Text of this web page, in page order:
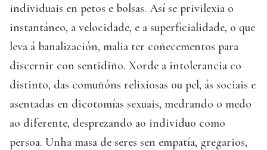
individuais en petos e bolsas. Así se privilexia o
instantáneo, a velocidade, e a superficialidade, o que
leva á banalización, malia ter coñecementos para
discernir con sentidiño. Xorde a intolerancia co
distinto, das comuñóns relixiosas ou pel, ás sociais e
asentadas en dicotomías sexuais, medrando o medo
ao diferente, desprezando ao individuo como
persoa. Unha masa de seres sen empatía, gregarios,